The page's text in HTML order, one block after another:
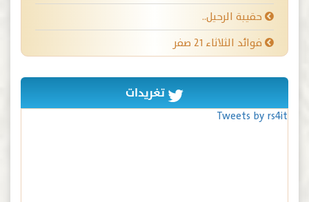
حقيبة الرحيل..
فوائد الثلاثاء ٢١ صفر
تغريدات
Tweets by rs4it